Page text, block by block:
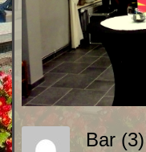
Bar (3)